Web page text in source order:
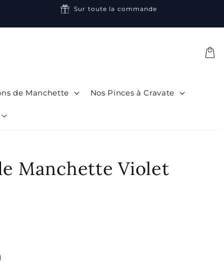
Sur toute la commande
de Manchette Nos Pinces à Cravate
Panier
Manchette Violet